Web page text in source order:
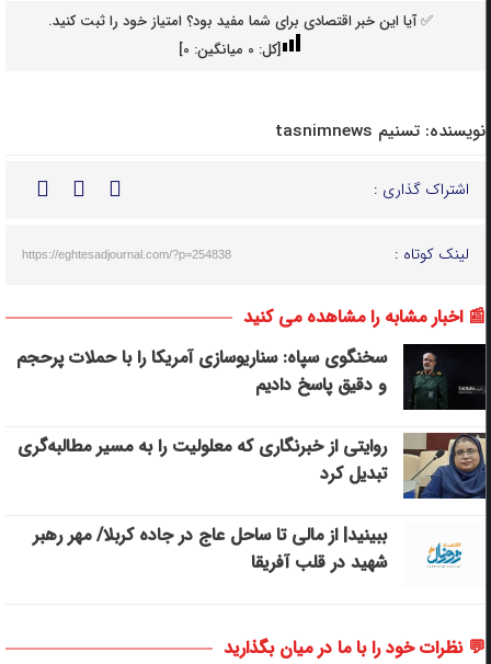
✅ آیا این خبر اقتصادی برای شما مفید بود؟ امتیاز خود را ثبت کنید.
[کل: 0میانگین: 0
]
نویسنده: تسنیم tasnimnews
اشتراک گذاری :
لینک کوتاه : https://eghtesadjournal.com/?p=254838
📰 اخبار مشابه را مشاهده می کنید
سخنگوی سپاه: سناریوسازی آمریکا را با حملات پرحجم‌‌
و دقیق‌ پاسخ دادیم
روایتی از خبرنگاری که معلولیت را به مسیر مطالبه‌گری
تبدیل کرد
ببینید| از مالی تا ساحل عاج در جاده کربلا/ مهر رهبر
شهید در قلب آفریقا
💬 نظرات خود را با ما در میان بگذارید